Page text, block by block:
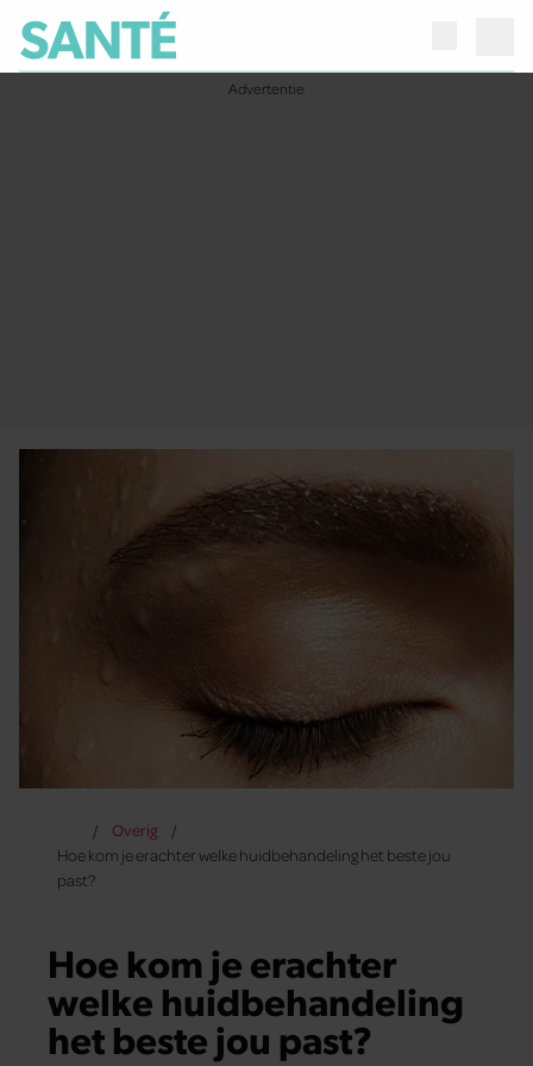
Overig
Hoe kom je erachter welke huidbehandeling het beste jou
past?
Hoe kom je erachter
welke huidbehandeling
het beste jou past?